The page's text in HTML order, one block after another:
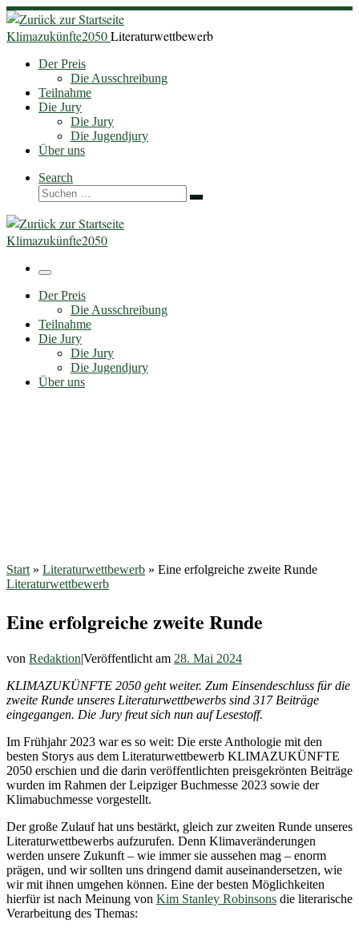
Zum
Inhalt
springen
Klimazukünfte2050Literaturwettbewerb
Der Preis
Die Ausschreibung
Teilnahme
Die Jury
Die Jury
Die Jugendjury
Über uns
Search
Suche
Suchen …
Klimazukünfte2050
Menü
Der Preis
Die Ausschreibung
Teilnahme
Die Jury
Die Jury
Die Jugendjury
Über uns
Start » Literaturwettbewerb » Eine erfolgreiche zweite Runde
Literaturwettbewerb
Eine erfolgreiche zweite Runde
von Redaktion|Veröffentlicht am 28. Mai 2024
KLIMAZUKÜNFTE 2050 geht weiter. Zum Einsendeschluss für die
zweite Runde unseres Literaturwettbewerbs sind 317 Beiträge
eingegangen. Die Jury freut sich nun auf Lesestoff.
Im Frühjahr 2023 war es so weit: Die erste Anthologie mit den
besten Storys aus dem Literaturwettbewerb KLIMAZUKÜNFTE
2050 erschien und die darin veröffentlichten preisgekrönten Beiträge
wurden im Rahmen der Leipziger Buchmesse 2023 sowie der
Klimabuchmesse vorgestellt.
Der große Zulauf hat uns bestärkt, gleich zur zweiten Runde unseres
Literaturwettbewerbs aufzurufen. Denn Klimaveränderungen
werden unsere Zukunft – wie immer sie aussehen mag – enorm
prägen, und wir sollten uns dringend damit auseinandersetzen, wie
wir mit ihnen umgehen können. Eine der besten Möglichkeiten
hierfür ist nach Meinung von Kim Stanley Robinsons die literarische
Verarbeitung des Themas: